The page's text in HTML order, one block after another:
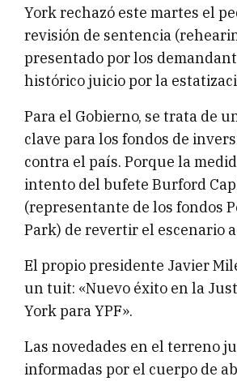
York rechazó este martes el
revisión de sentencia
presentado por los
histórico juicio por la
Para el Gobierno, se trata de
clave para los fondos de
contra el país. Porque la
intento del bufete Burford
(representante de los fondos
Park) de revertir el escenario
El propio presidente Javier
un tuit: «Nuevo éxito en la
York para YPF».
Las novedades en el terreno
informadas por el cuerpo de